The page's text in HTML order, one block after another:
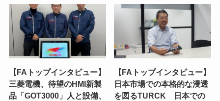
【FAトップインタビュー】
三菱電機、待望のHMI新製
品「GOT3000」人と設備、
【FAトップインタビュー】
日本市場での本格的な浸透
を図るTURCK 日本での